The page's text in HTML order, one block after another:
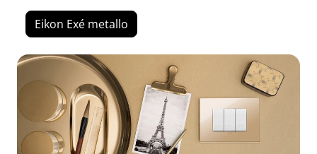
Eikon Exé metallo